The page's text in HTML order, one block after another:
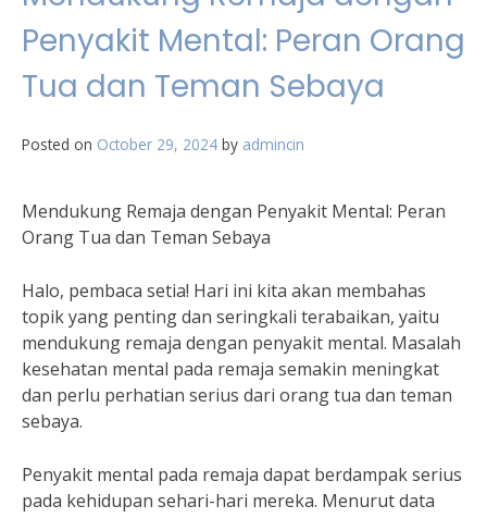
Penyakit Mental: Peran Orang
Tua dan Teman Sebaya
Posted on October 29, 2024 by admincin
Mendukung Remaja dengan Penyakit Mental: Peran
Orang Tua dan Teman Sebaya
Halo, pembaca setia! Hari ini kita akan membahas
topik yang penting dan seringkali terabaikan, yaitu
mendukung remaja dengan penyakit mental. Masalah
kesehatan mental pada remaja semakin meningkat
dan perlu perhatian serius dari orang tua dan teman
sebaya.
Penyakit mental pada remaja dapat berdampak serius
pada kehidupan sehari-hari mereka. Menurut data